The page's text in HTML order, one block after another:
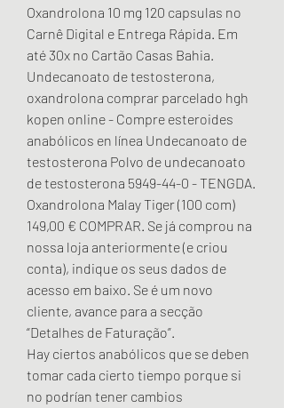
Oxandrolona 10 mg 120 capsulas no
Carnê Digital e Entrega Rápida. Em
até 30x no Cartão Casas Bahia.
Undecanoato de testosterona,
oxandrolona comprar parcelado hgh
kopen online - Compre esteroides
anabólicos en línea Undecanoato de
testosterona Polvo de undecanoato
de testosterona 5949-44-0 - TENGDA.
Oxandrolona Malay Tiger (100 com)
149,00 € COMPRAR. Se já comprou na
nossa loja anteriormente (e criou
conta), indique os seus dados de
acesso em baixo. Se é um novo
cliente, avance para a secção
“Detalhes de Faturação”.
Hay ciertos anabólicos que se deben
tomar cada cierto tiempo porque si
no podrían tener cambios